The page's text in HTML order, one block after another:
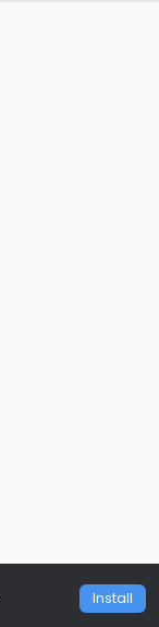
Install